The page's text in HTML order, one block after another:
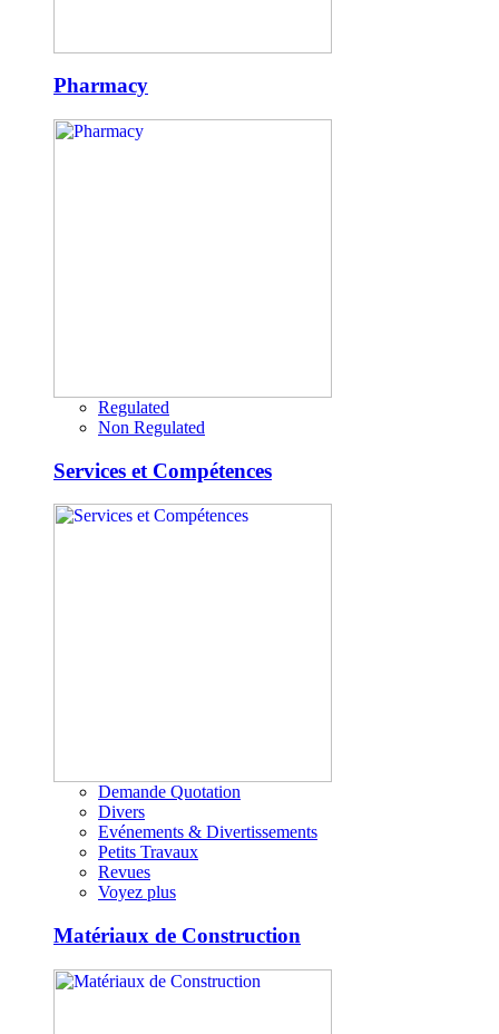
Pharmacy
Regulated
Non Regulated
Services et Compétences
Demande Quotation
Divers
Evénements & Divertissements
Petits Travaux
Revues
Voyez plus
Matériaux de Construction